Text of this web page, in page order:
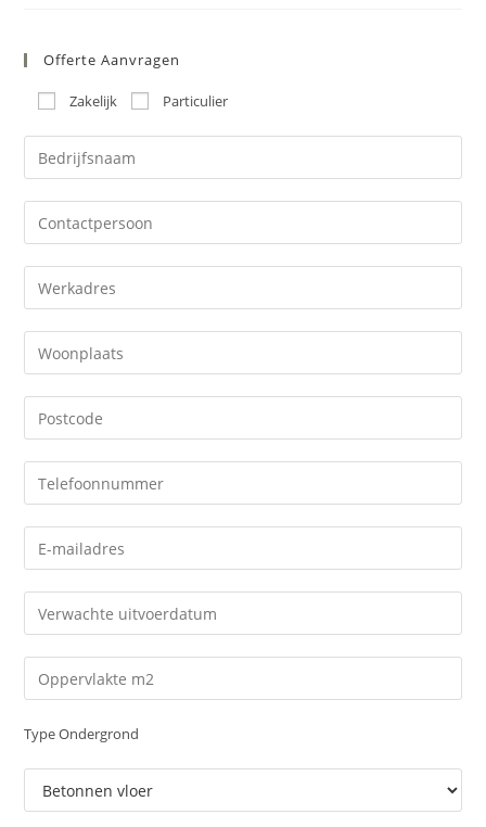
Offerte Aanvragen
Zakelijk Particulier
Type Ondergrond